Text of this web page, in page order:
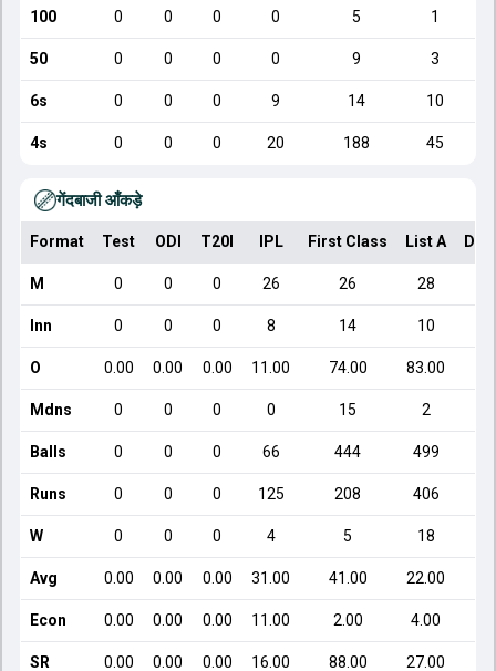
100 0 0 0 0 5 1
50 0 0 0 0 9 3
6s 0 0 0 9 14 10
4s 0 0 0 20 188 45
गेंदबाजी आँकड़े
Format Test ODI T20I IPL First Class List A
M 0 0 0 26 26 28
Inn 0 0 0 8 14 10
O 0.00 0.00 0.00 11.00 74.00 83.00
Mdns 0 0 0 0 15 2
Balls 0 0 0 66 444 499
Runs 0 0 0 125 208 406
W 0 0 0 4 5 18
Avg 0.00 0.00 0.00 31.00 41.00 22.00
Econ 0.00 0.00 0.00 11.00 2.00 4.00
SR 0.00 0.00 0.00 16.00 88.00 27.00